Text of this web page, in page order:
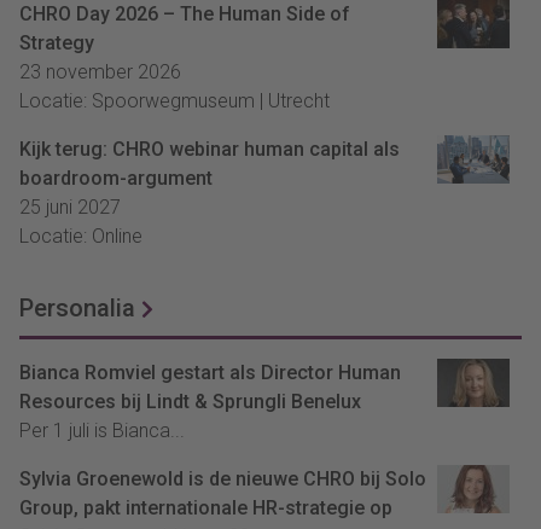
CHRO Day 2026 – The Human Side of
Strategy
23 november 2026
Locatie: Spoorwegmuseum | Utrecht
Kijk terug: CHRO webinar human capital als
boardroom-argument
25 juni 2027
Locatie: Online
Personalia
Bianca Romviel gestart als Director Human
Resources bij Lindt & Sprungli Benelux
Per 1 juli is Bianca...
Sylvia Groenewold is de nieuwe CHRO bij Solo
Group, pakt internationale HR-strategie op